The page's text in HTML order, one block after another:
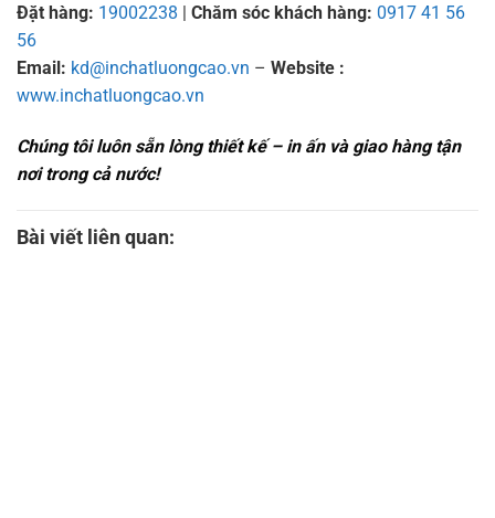
Đặt hàng: 19002238 | Chăm sóc khách hàng: 0917 41 56
56
Email: kd@inchatluongcao.vn – Website :
www.inchatluongcao.vn
Chúng tôi luôn sẵn lòng thiết kế – in ấn và giao hàng tận
nơi trong cả nước!
Bài viết liên quan: